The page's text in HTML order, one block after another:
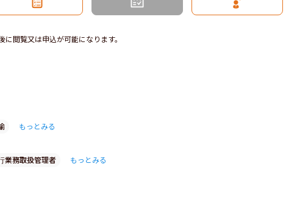
閲覧又は申込が可能になります。
もっとみる
業務取扱管理者 もっとみる